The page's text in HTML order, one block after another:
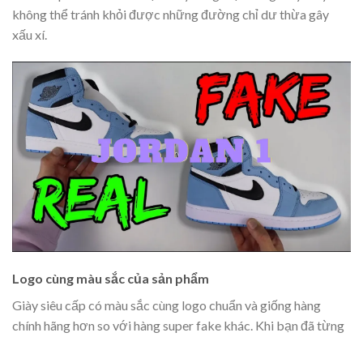
không thể tránh khỏi được những đường chỉ dư thừa gây
xấu xí.
Logo cùng màu sắc của sản phẩm
Giày siêu cấp có màu sắc cùng logo chuẩn và giống hàng
chính hãng hơn so với hàng super fake khác. Khi bạn đã từng